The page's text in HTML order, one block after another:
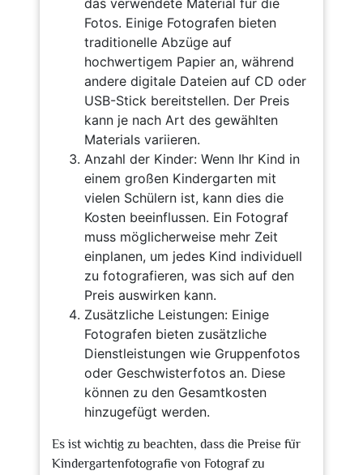
das verwendete Material für die
Fotos. Einige Fotografen bieten
traditionelle Abzüge auf
hochwertigem Papier an, während
andere digitale Dateien auf CD oder
USB-Stick bereitstellen. Der Preis
kann je nach Art des gewählten
Materials variieren.
Anzahl der Kinder: Wenn Ihr Kind in
einem großen Kindergarten mit
vielen Schülern ist, kann dies die
Kosten beeinflussen. Ein Fotograf
muss möglicherweise mehr Zeit
einplanen, um jedes Kind individuell
zu fotografieren, was sich auf den
Preis auswirken kann.
Zusätzliche Leistungen: Einige
Fotografen bieten zusätzliche
Dienstleistungen wie Gruppenfotos
oder Geschwisterfotos an. Diese
können zu den Gesamtkosten
hinzugefügt werden.
Es ist wichtig zu beachten, dass die Preise für
Kindergartenfotografie von Fotograf zu